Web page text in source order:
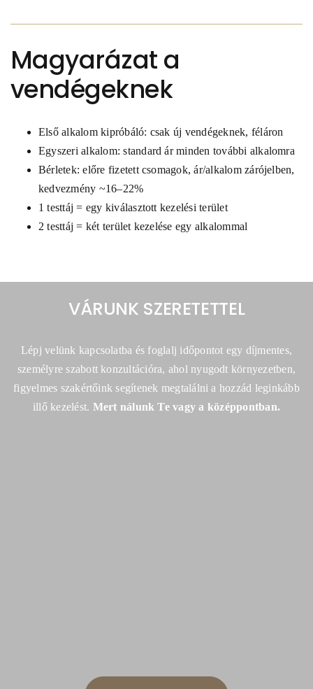
Magyarázat a
vendégeknek
Első alkalom kipróbáló: csak új vendégeknek, féláron
Egyszeri alkalom: standard ár minden további alkalomra
Bérletek: előre fizetett csomagok, ár/alkalom zárójelben,
kedvezmény ~16–22%
1 testtáj = egy kiválasztott kezelési terület
2 testtáj = két terület kezelése egy alkalommal
VÁRUNK SZERETETTEL
Lépj velünk kapcsolatba és foglalj időpontot egy díjmentes,
személyre szabott konzultációra, ahol nyugodt környezetben,
figyelmes szakértőink segítenek megtalálni a hozzád leginkább
illő kezelést. Mert nálunk Te vagy a középpontban.